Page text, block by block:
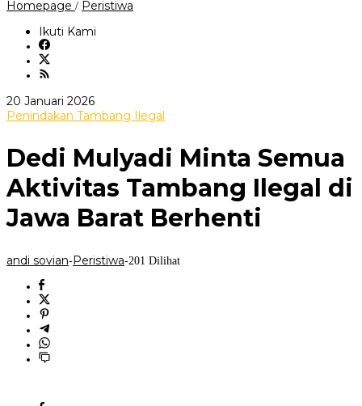
Homepage / Peristiwa
Barat
Ikuti Kami
20 Januari 2026oleh
andi
Penindakan Tambang Ilegal
Dedi Mulyadi Minta Semua
Aktivitas Tambang Ilegal di
Jawa Barat Berhenti
andi sovian-Peristiwa-201 Dilihat